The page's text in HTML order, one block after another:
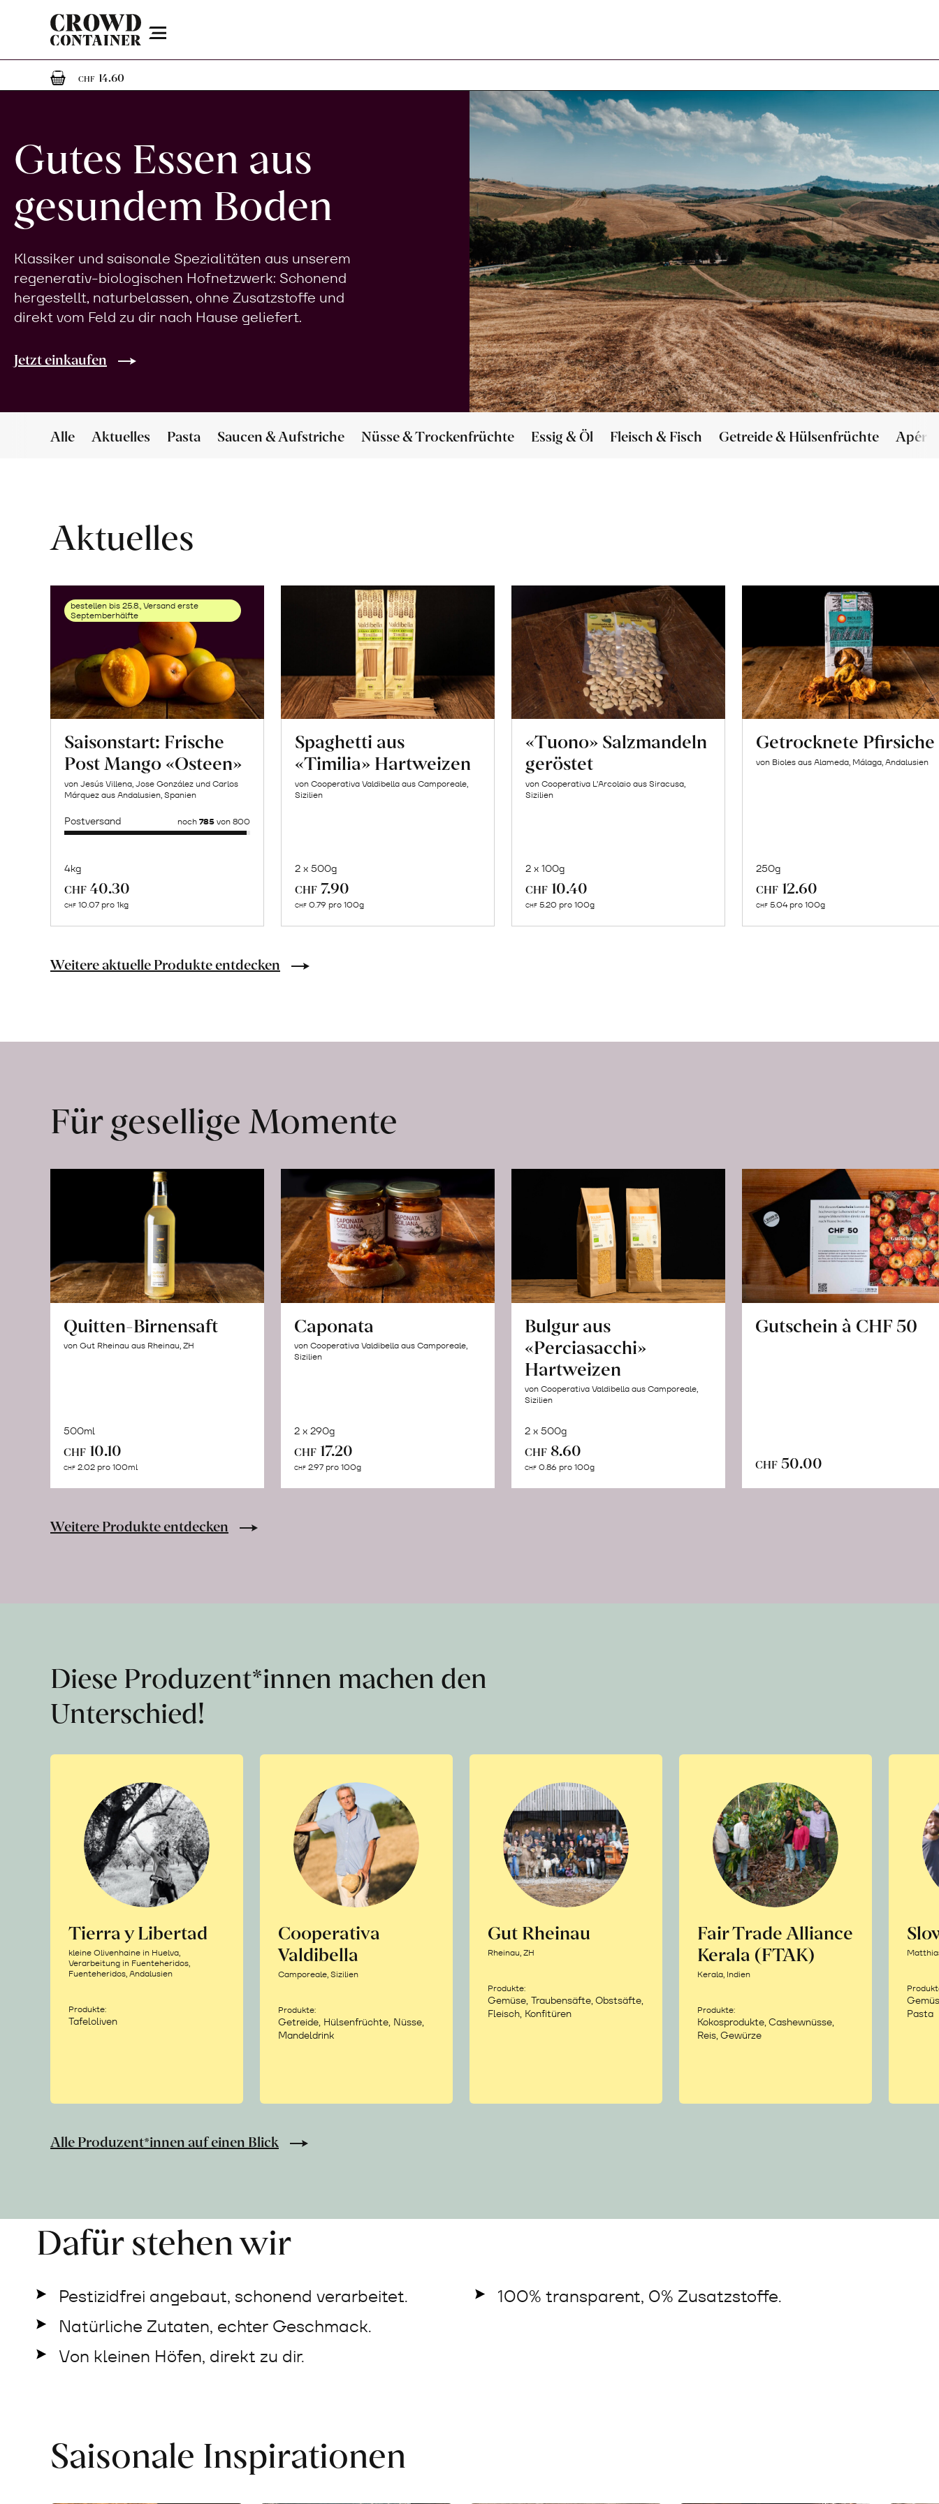
Menu
CHF 14.601 Artikel im Warenkorb
Gutes Essen aus
gesundem Boden
Klassiker und saisonale Spezialitäten aus unserem
regenerativ-biologischen Hofnetzwerk: Schonend
hergestellt, naturbelassen, ohne Zusatzstoffe und
direkt vom Feld zu dir nach Hause geliefert.
Jetzt einkaufen
Alle Aktuelles Pasta Saucen & Aufstriche Nüsse & Trockenfrüchte Essig & Öl Fleisch & Fisch Getreide & Hülsenfrüchte Apéro
Aktuelles
bestellen bis 25.8., Versand erste
Septemberhälfte
Saisonstart: Frische
Post Mango «Osteen»
von Jesús Villena, Jose González und Carlos
Márquez aus Andalusien, Spanien
Postversand noch 785von 800
4kg
CHF 40.30
CHF 10.07 pro 1kg
Naturbelassene
Lebensmittel
ab
Spaghetti aus
«Timilia» Hartweizen
von Cooperativa Valdibella aus Camporeale,
Sizilien
2 x 500g
CHF 7.90
CHF 0.79 pro 100g
«Tuono» Salzmandeln
geröstet
von Cooperativa L’Arcolaio aus Siracusa,
Sizilien
2 x 100g
CHF 10.40
CHF 5.20 pro 100g
Getrocknete Pfirsiche
von Bioles aus Alameda, Málaga, Andalusien
250g
CHF 12.60
CHF 5.04 pro 100g
Weitere aktuelle Produkte entdecken
Für gesellige Momente
Quitten-Birnensaft
von Gut Rheinau aus Rheinau, ZH
500ml
CHF 10.10
CHF 2.02 pro 100ml
Caponata
von Cooperativa Valdibella aus Camporeale,
Sizilien
2 x 290g
CHF 17.20
CHF 2.97 pro 100g
Bulgur aus
«Perciasacchi»
Hartweizen
von Cooperativa Valdibella aus Camporeale,
Sizilien
2 x 500g
CHF 8.60
CHF 0.86 pro 100g
Gutschein à CHF 50
CHF 50.00
Warenkorb
Weitere Produkte entdecken
Diese Produzent*innen machen den
Unterschied!
Tierra y Libertad
kleine Olivenhaine in Huelva,
Verarbeitung in Fuenteheridos,
Fuenteheridos, Andalusien
Produkte:
Tafeloliven
Cooperativa
Valdibella
Camporeale, Sizilien
Produkte:
Getreide, Hülsenfrüchte, Nüsse,
Mandeldrink
Gut Rheinau
Rheinau, ZH
Produkte:
Gemüse, Traubensäfte, Obstsäfte,
Fleisch, Konfitüren
Fair Trade Alliance
Kerala (FTAK)
Kerala, Indien
Produkte:
Kokosprodukte, Cashewnüsse,
Reis, Gewürze
Pasta
Alle Produzent*innen auf einen Blick
Dafür stehen wir
Pestizidfrei angebaut, schonend verarbeitet.
Natürliche Zutaten, echter Geschmack.
Von kleinen Höfen, direkt zu dir.
100% transparent, 0% Zusatzstoffe.
Saisonale Inspirationen